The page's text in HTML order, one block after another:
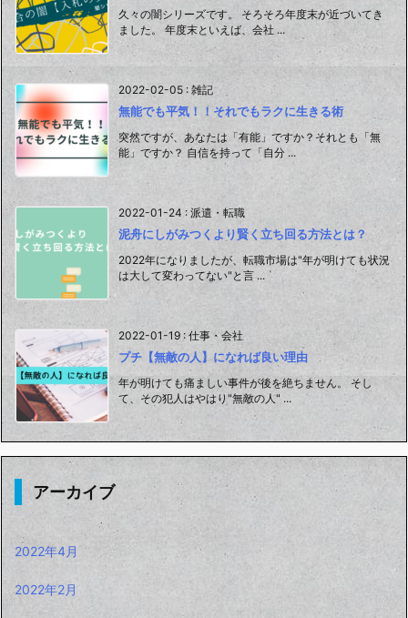
久々の闇シリーズです。 そろそろ年度末が近づいてき
ました。 年度末といえば、会社 ...
2022-02-05 : 雑記
無能でも平気！！それでもラクに生きる術
突然ですが、あなたは「有能」ですか？それとも「無
能」ですか？ 自信を持って「自分 ...
2022-01-24 : 派遣・転職
泥舟にしがみつくより賢く立ち回る方法とは？
2022年になりましたが、転職市場は"年が明けても状況
は大して変わってない"と言 ...
2022-01-19 : 仕事・会社
プチ【無敵の人】になれば良い理由
年が明けても痛ましい事件が後を絶ちません。 そし
て、その犯人はやはり"無敵の人" ...
アーカイブ
2022年4月
2022年2月